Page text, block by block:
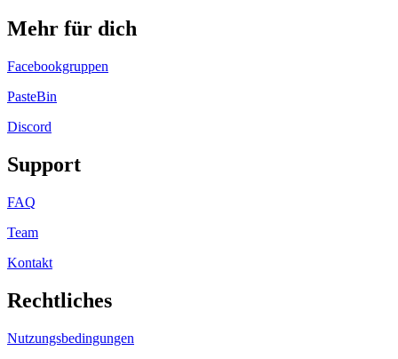
Mehr für dich
Facebookgruppen
PasteBin
Discord
Support
FAQ
Team
Kontakt
Rechtliches
Nutzungsbedingungen